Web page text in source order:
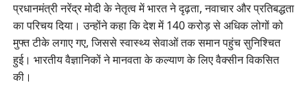
प्रधानमंत्री नरेंद्र मोदी के नेतृत्व में भारत ने दृढ़ता, नवाचार और प्रतिबद्धता
का परिचय दिया। उन्होंने कहा कि देश में 140 करोड़ से अधिक लोगों को
मुफ्त टीके लगाए गए, जिससे स्वास्थ्य सेवाओं तक समान पहुंच सुनिश्चित
हुई। भारतीय वैज्ञानिकों ने मानवता के कल्याण के लिए वैक्सीन विकसित
की।